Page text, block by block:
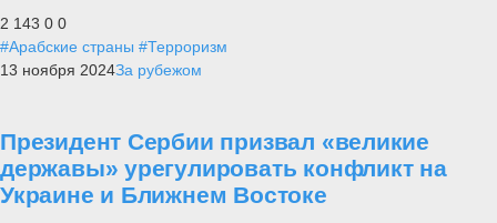
2 143 0 0
#Арабские страны #Терроризм
13 ноября 2024За рубежом
Президент Сербии призвал «великие
державы» урегулировать конфликт на
Украине и Ближнем Востоке